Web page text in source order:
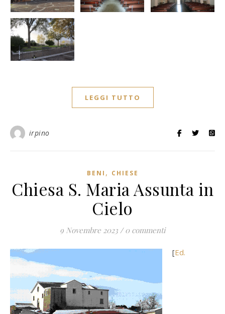
LEGGI TUTTO
irpino
BENI , CHIESE
Chiesa S. Maria Assunta in
Cielo
9 Novembre 2023 / 0 commenti
[Ed.